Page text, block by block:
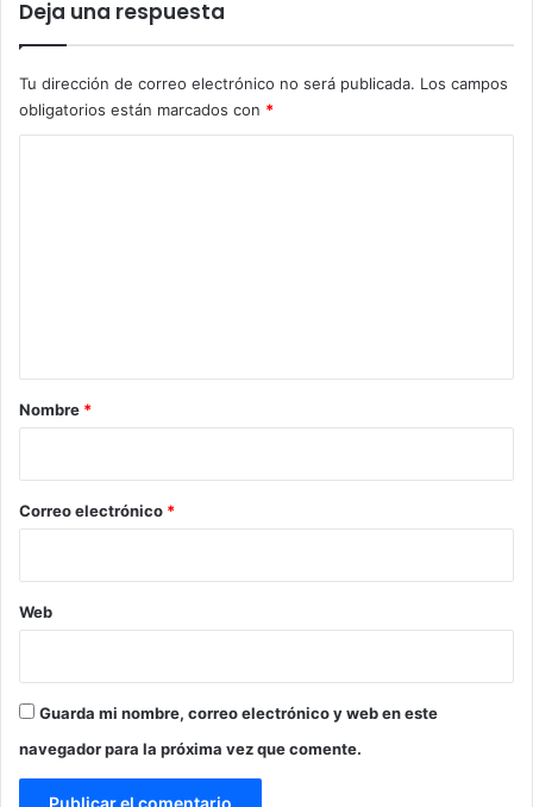
Deja una respuesta
Tu dirección de correo electrónico no será publicada. Los campos
obligatorios están marcados con *
r
*
Nombre *
Correo electrónico *
Web
Guarda mi nombre, correo electrónico y web en este
navegador para la próxima vez que comente.